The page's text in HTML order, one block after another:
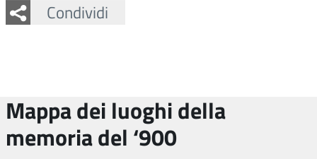
Condividi
Facebook
Twitter
Whatsapp
Mappa dei luoghi della
memoria del ‘900